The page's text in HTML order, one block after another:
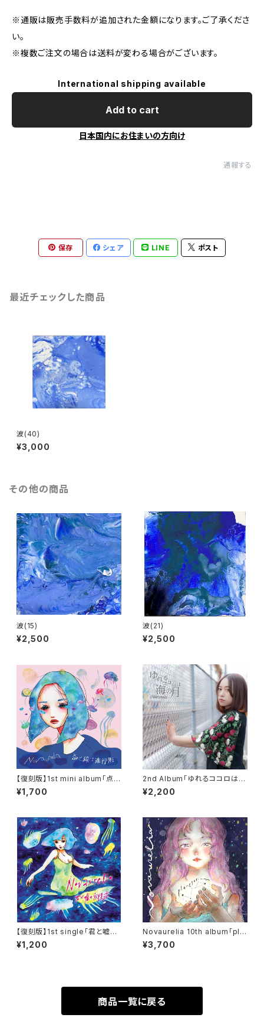
※通販は販売手数料が追加された金額になります。ご了承くださ
い。
※複数ご注文の場合は送料が変わる場合がございます。
International shipping available
Add to cart
日本国内にお住まいの方向け
通報する
保存 シェア LINE ポスト
最近チェックした商品
波(40)
¥3,000
その他の商品
波(15)
¥2,500
波(21)
¥2,500
【復刻版】1st mini album「点と
線は進行形」
¥1,700
2nd Album「ゆれるココロは海
の月」
¥2,200
【復刻版】1st single「君と嘘の
方程式」
¥1,200
Novaurelia 10th album「pla
netarium」（通常盤）
¥3,700
商品一覧に戻る